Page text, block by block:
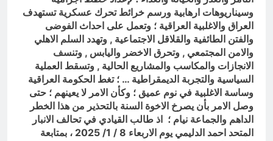
وسيناريوهات ارهابية ورسم خرائط تحرك عسكرية تستهدف
العراق والاغلبية العراقية ؛ وتعمل على احداث الفوضى
والفتن الطائفية والقلاقل الاجتماعية , وتهدد السلم الاهلي
والامن المجتمعي , وتحرق الاخضر واليابس , وتنسف
الانجازات والمكاسب والمشاريع الحالية , وتسقط العملية
السياسية والتجربة الديمقراطية … ؛ تغط الحكومة العراقية
وساسة الاغلبية في نوم عميق ؛ وكأن الامر لا يعينهم ؛ حتى
وصل الامر بأن يصرخ الاخوة السنة بالتحذير من هذا الخطر
الداهم والجماعة نيام ؛ اذ طالب القيادي في تحالف الانبار
المتحد احمد الدليمي يوم الاربعاء 8 / 1/ 2025 ، بمتابعة